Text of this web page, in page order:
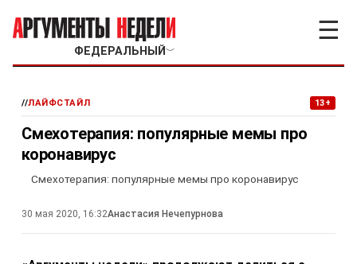
ФЕДЕРАЛЬНЫЙ ﹀
☰
//ЛАЙФСТАЙЛ 13+
Смехотерапия: популярные мемы про
коронавирус
Смехотерапия: популярные мемы про коронавирус
30 мая 2020, 16:32Анастасия Нечепурнова